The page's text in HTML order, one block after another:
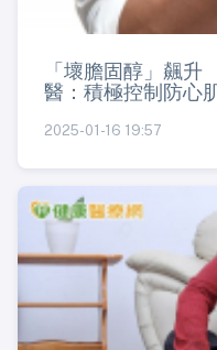
「壞膽固醇」飆
醫：積極控制防心
2025-01-16 19:57